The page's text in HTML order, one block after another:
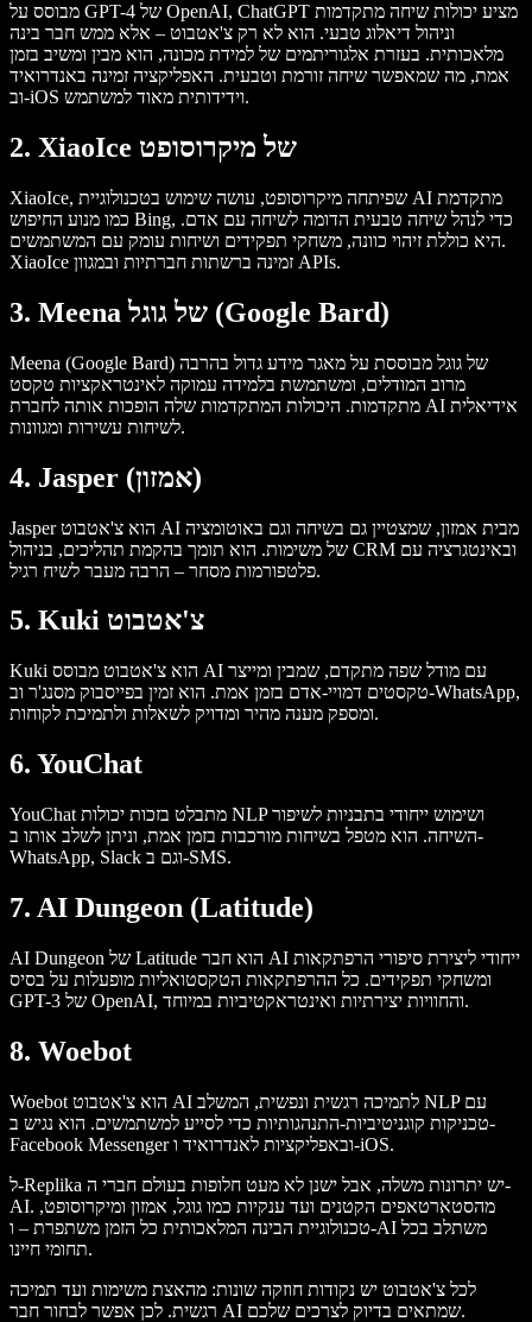
מבוסס על GPT-4 של OpenAI, ChatGPT מציע יכולות שיחה מתקדמות
וניהול דיאלוג טבעי. הוא לא רק צ'אטבוט – אלא ממש חבר בינה
מלאכותית. בעזרת אלגוריתמים של למידת מכונה, הוא מבין ומשיב בזמן
אמת, מה שמאפשר שיחה זורמת וטבעית. האפליקציה זמינה באנדרואיד
וב-iOS וידידותית מאוד למשתמש.
2. XiaoIce של מיקרוסופט
XiaoIce, שפיתחה מיקרוסופט, עושה שימוש בטכנולוגיית AI מתקדמת
כמו מנוע החיפוש Bing, כדי לנהל שיחה טבעית הדומה לשיחה עם אדם.
היא כוללת זיהוי כוונה, משחקי תפקידים ושיחות עומק עם המשתמשים.
XiaoIce זמינה ברשתות חברתיות ובמגוון APIs.
3. Meena של גוגל (Google Bard)
Meena (Google Bard) של גוגל מבוססת על מאגר מידע גדול בהרבה
מרוב המודלים, ומשתמשת בלמידה עמוקה לאינטראקציות טקסט
מתקדמות. היכולות המתקדמות שלה הופכות אותה לחברת AI אידיאלית
לשיחות עשירות ומגוונות.
4. Jasper (אמזון)
Jasper הוא צ'אטבוט AI מבית אמזון, שמצטיין גם בשיחה וגם באוטומציה
של משימות. הוא תומך בהקמת תהליכים, בניהול CRM ובאינטגרציה עם
פלטפורמות מסחר – הרבה מעבר לשיח רגיל.
5. Kuki צ'אטבוט
Kuki הוא צ'אטבוט מבוסס AI עם מודל שפה מתקדם, שמבין ומייצר
טקסטים דמויי-אדם בזמן אמת. הוא זמין בפייסבוק מסנג'ר וב-WhatsApp,
ומספק מענה מהיר ומדויק לשאלות ולתמיכת לקוחות.
6. YouChat
YouChat מתבלט בזכות יכולות NLP ושימוש ייחודי בתבניות לשיפור
השיחה. הוא מטפל בשיחות מורכבות בזמן אמת, וניתן לשלב אותו ב-
WhatsApp, Slack וגם ב-SMS.
7. AI Dungeon (Latitude)
AI Dungeon של Latitude הוא חבר AI ייחודי ליצירת סיפורי הרפתקאות
ומשחקי תפקידים. כל ההרפתקאות הטקסטואליות מופעלות על בסיס
GPT-3 של OpenAI, והחוויות יצירתיות ואינטראקטיביות במיוחד.
8. Woebot
Woebot הוא צ'אטבוט AI לתמיכה רגשית ונפשית, המשלב NLP עם
טכניקות קוגניטיביות-התנהגותיות כדי לסייע למשתמשים. הוא נגיש ב-
Facebook Messenger ובאפליקציות לאנדרואיד ו-iOS.
ל-Replika יש יתרונות משלה, אבל ישנן לא מעט חלופות בעולם חברי ה-
AI. מהסטארטאפים הקטנים ועד ענקיות כמו גוגל, אמזון ומיקרוסופט,
טכנולוגיית הבינה המלאכותית כל הזמן משתפרת – ו-AI משתלב בכל
תחומי חיינו.
לכל צ'אטבוט יש נקודות חוזקה שונות: מהאצת משימות ועד תמיכה
רגשית. לכן אפשר לבחור חבר AI שמתאים בדיוק לצרכים שלכם.